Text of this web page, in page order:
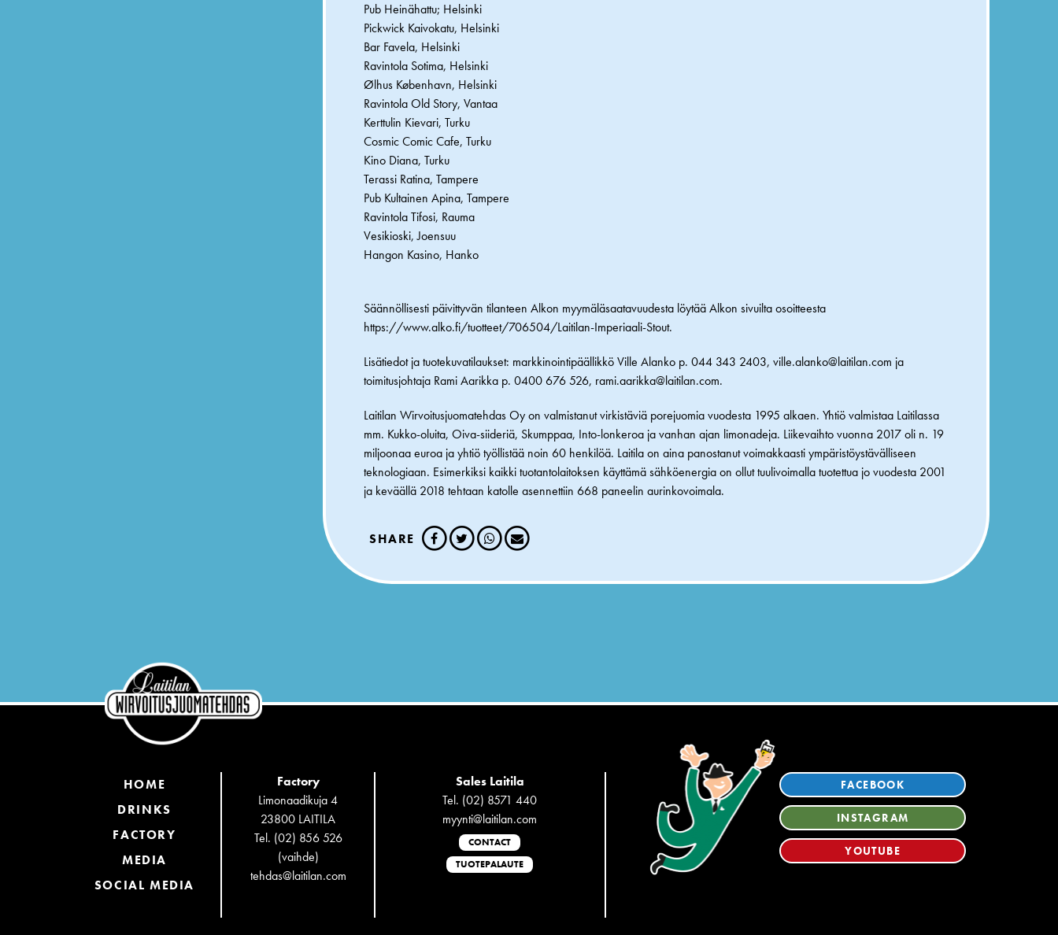
Pub Heinähattu; Helsinki
Pickwick Kaivokatu, Helsinki
Bar Favela, Helsinki
Ravintola Sotima, Helsinki
Ølhus København, Helsinki
Ravintola Old Story, Vantaa
Kerttulin Kievari, Turku
Cosmic Comic Cafe, Turku
Kino Diana, Turku
Terassi Ratina, Tampere
Pub Kultainen Apina, Tampere
Ravintola Tifosi, Rauma
Vesikioski, Joensuu
Hangon Kasino, Hanko
Säännöllisesti päivittyvän tilanteen Alkon myymäläsaatavuudesta löytää Alkon sivuilta osoitteesta
https://www.alko.fi/tuotteet/706504/Laitilan-Imperiaali-Stout.
Lisätiedot ja tuotekuvatilaukset: markkinointipäällikkö Ville Alanko p. 044 343 2403, ville.alanko@laitilan.com ja
toimitusjohtaja Rami Aarikka p. 0400 676 526, rami.aarikka@laitilan.com.
Laitilan Wirvoitusjuomatehdas Oy on valmistanut virkistäviä porejuomia vuodesta 1995 alkaen. Yhtiö valmistaa Laitilassa
mm. Kukko-oluita, Oiva-siideriä, Skumppaa, Into-lonkeroa ja vanhan ajan limonadeja. Liikevaihto vuonna 2017 oli n. 19
miljoonaa euroa ja yhtiö työllistää noin 60 henkilöä. Laitila on aina panostanut voimakkaasti ympäristöystävälliseen
teknologiaan. Esimerkiksi kaikki tuotantolaitoksen käyttämä sähköenergia on ollut tuulivoimalla tuotettua jo vuodesta 2001
ja keväällä 2018 tehtaan katolle asennettiin 668 paneelin aurinkovoimala.
SHARE
HOME
DRINKS
FACTORY
MEDIA
SOCIAL MEDIA
Factory
Limonaadikuja 4
23800 LAITILA
Tel. (02) 856 526
(vaihde)
tehdas@laitilan.com
Sales Laitila
Tel. (02) 8571 440
myynti@laitilan.com
CONTACT
TUOTEPALAUTE
FACEBOOK
INSTAGRAM
YOUTUBE